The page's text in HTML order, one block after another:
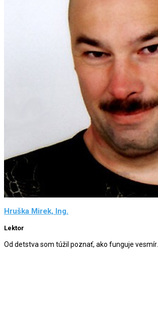
Hruška Mirek, Ing.
Lektor
Od detstva som túžil poznať, ako funguje vesmír.